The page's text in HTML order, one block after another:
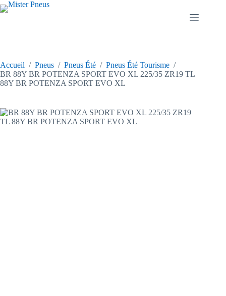
Passer
au
Accueil / Pneus / Pneus Été / Pneus Été Tourisme /
BR 88Y BR POTENZA SPORT EVO XL 225/35 ZR19 TL
88Y BR POTENZA SPORT EVO XL